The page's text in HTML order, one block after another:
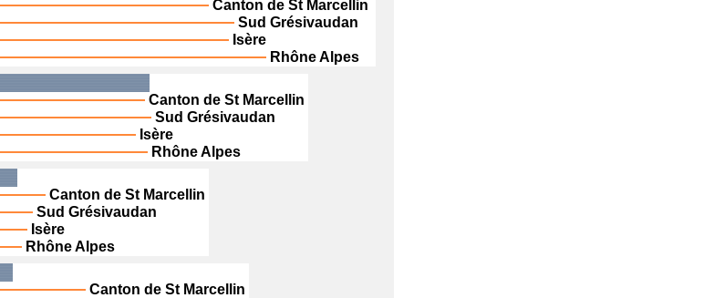
Canton de St Marcellin
Sud Grésivaudan
Isère
Rhône Alpes
Canton de St Marcellin
Sud Grésivaudan
Isère
Rhône Alpes
Canton de St Marcellin
Sud Grésivaudan
Isère
Rhône Alpes
Canton de St Marcellin